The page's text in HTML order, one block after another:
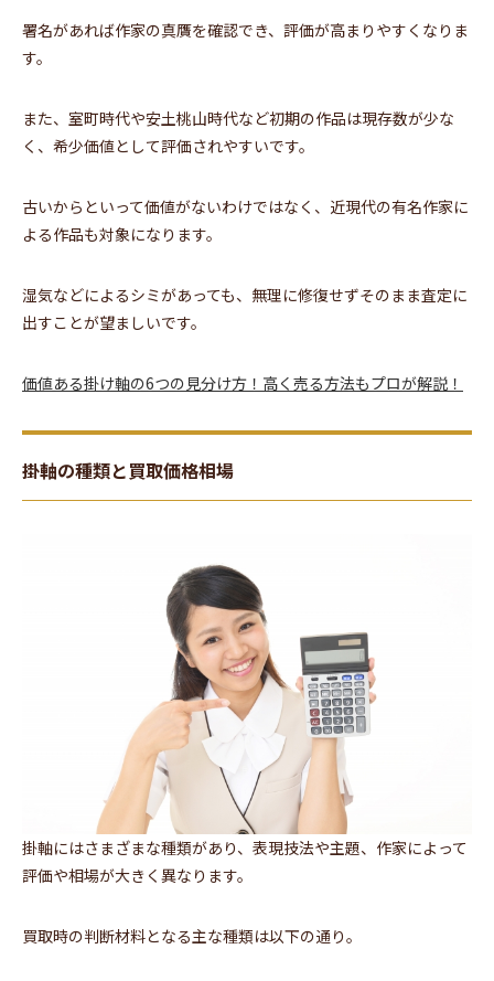
署名があれば作家の真贋を確認でき、評価が高まりやすくなりま
す。
また、室町時代や安土桃山時代など初期の作品は現存数が少な
く、希少価値として評価されやすいです。
古いからといって価値がないわけではなく、近現代の有名作家に
よる作品も対象になります。
湿気などによるシミがあっても、無理に修復せずそのまま査定に
出すことが望ましいです。
価値ある掛け軸の6つの見分け方！高く売る方法もプロが解説！
掛軸の種類と買取価格相場
掛軸にはさまざまな種類があり、表現技法や主題、作家によって
評価や相場が大きく異なります。
買取時の判断材料となる主な種類は以下の通り。